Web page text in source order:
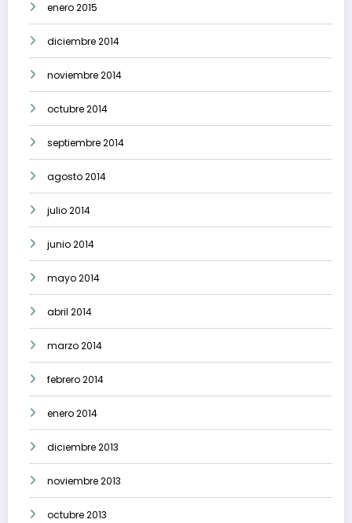
enero 2015
diciembre 2014
noviembre 2014
octubre 2014
septiembre 2014
agosto 2014
julio 2014
junio 2014
mayo 2014
abril 2014
marzo 2014
febrero 2014
enero 2014
diciembre 2013
noviembre 2013
octubre 2013